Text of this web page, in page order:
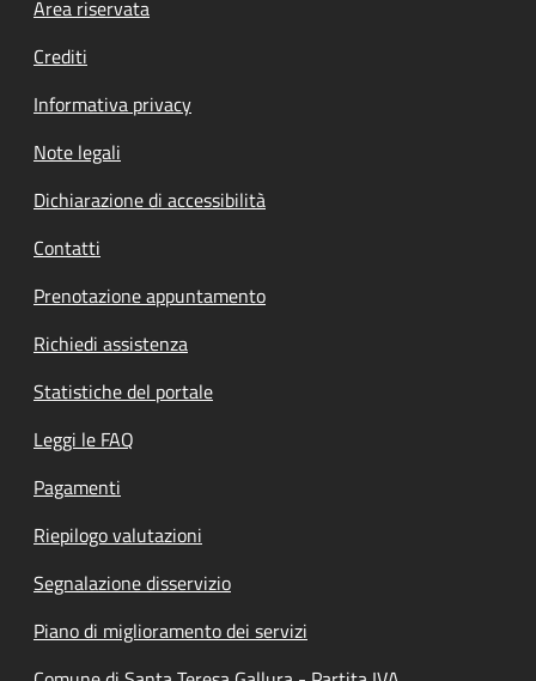
Footer menu
Area riservata
Crediti
Informativa privacy
Note legali
Dichiarazione di accessibilità
Contatti
Prenotazione appuntamento
Richiedi assistenza
Statistiche del portale
Leggi le FAQ
Pagamenti
Riepilogo valutazioni
Segnalazione disservizio
Piano di miglioramento dei servizi